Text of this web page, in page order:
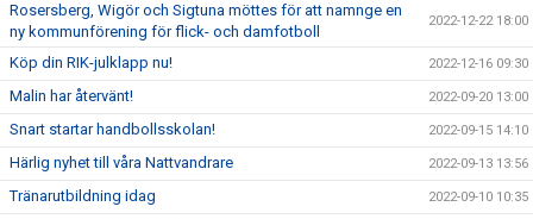
Rosersberg, Wigör och Sigtuna möttes för att namnge en
ny kommunförening för flick- och damfotboll
2022-12-22 18:00
Köp din RIK-julklapp nu! 2022-12-16 09:30
Malin har återvänt! 2022-09-20 13:00
Snart startar handbollsskolan! 2022-09-15 14:10
Härlig nyhet till våra Nattvandrare 2022-09-13 13:56
Tränarutbildning idag 2022-09-10 10:35